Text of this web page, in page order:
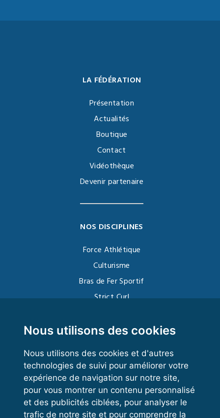
Nous utilisons des cookies
Nous utilisons des cookies et d'autres
technologies de suivi pour améliorer votre
expérience de navigation sur notre site,
pour vous montrer un contenu personnalisé
et des publicités ciblées, pour analyser le
trafic de notre site et pour comprendre la
LA FÉDÉRATION
Présentation
Actualités
Boutique
Contact
Vidéothèque
Devenir partenaire
NOS DISCIPLINES
Force Athlétique
Culturisme
Bras de Fer Sportif
Strict Curl
Kettlebell
VOS ESPACES
Espace dirigeant
Espace licencié